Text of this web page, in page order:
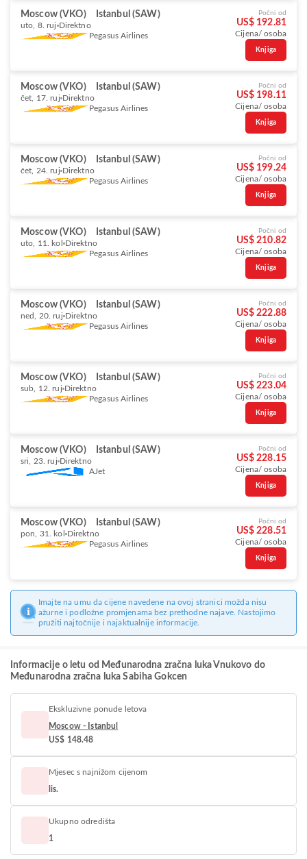
Moscow (VKO) Istanbul (SAW)
uto, 8. ruj Direktno
Pegasus Airlines
Počni od
US$ 192.81
Cijena/ osoba
Knjiga
Moscow (VKO) Istanbul (SAW)
čet, 17. ruj Direktno
Pegasus Airlines
Počni od
US$ 198.11
Cijena/ osoba
Knjiga
Moscow (VKO) Istanbul (SAW)
čet, 24. ruj Direktno
Pegasus Airlines
Počni od
US$ 199.24
Cijena/ osoba
Knjiga
Moscow (VKO) Istanbul (SAW)
uto, 11. kol Direktno
Pegasus Airlines
Počni od
US$ 210.82
Cijena/ osoba
Knjiga
Moscow (VKO) Istanbul (SAW)
ned, 20. ruj Direktno
Pegasus Airlines
Počni od
US$ 222.88
Cijena/ osoba
Knjiga
Moscow (VKO) Istanbul (SAW)
sub, 12. ruj Direktno
Pegasus Airlines
Počni od
US$ 223.04
Cijena/ osoba
Knjiga
Moscow (VKO) Istanbul (SAW)
sri, 23. ruj Direktno
AJet
Počni od
US$ 228.15
Cijena/ osoba
Knjiga
Moscow (VKO) Istanbul (SAW)
pon, 31. kol Direktno
Pegasus Airlines
Počni od
US$ 228.51
Cijena/ osoba
Knjiga
Imajte na umu da cijene navedene na ovoj stranici možda nisu
ažurne i podložne promjenama bez prethodne najave. Nastojimo
pružiti najtočnije i najaktualnije informacije.
Informacije o letu od Međunarodna zračna luka Vnukovo do
Međunarodna zračna luka Sabiha Gokcen
Ekskluzivne ponude letova
Moscow - Istanbul
US$ 148.48
Mjesec s najnižom cijenom
lis.
Ukupno odredišta
1